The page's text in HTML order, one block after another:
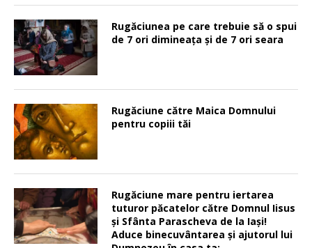
Rugăciunea pe care trebuie să o spui
de 7 ori dimineața și de 7 ori seara
Rugăciune către Maica Domnului
pentru copiii tăi
Rugăciune mare pentru iertarea
tuturor păcatelor către Domnul Iisus
şi Sfânta Parascheva de la Iaşi!
Aduce binecuvântarea şi ajutorul lui